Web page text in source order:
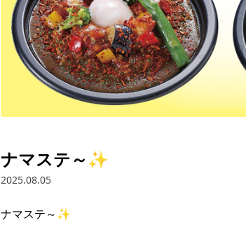
ナマステ～✨
2025.08.05
ナマステ～✨